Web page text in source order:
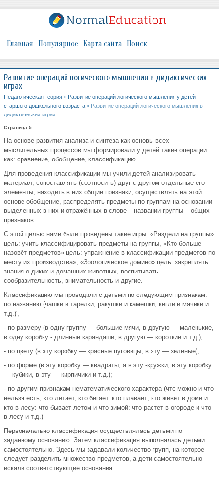
Главная Популярное Карта сайта Поиск
Развитие операций логического мышления в дидактических
играх
Педагогическая теория » Развитие операций логического мышления у детей
старшего дошкольного возраста » Развитие операций логического мышления в
дидактических играх
Страница 5
На основе развития анализа и синтеза как основы всех
мыслительных процессов мы формировали у детей такие операции
как: сравнение, обобщение, классификацию.
Для проведения классификации мы учили детей анализировать
материал, сопоставлять (соотносить) друг с другом отдельные его
элементы, находить в них общие признаки, осуществлять на этой
основе обобщение, распределять предметы по группам на основании
выделенных в них и отражённых в слове – названии группы – общих
признаков.
С этой целью нами были проведены такие игры: «Раздели на группы»
цель: учить классифицировать предметы на группы, «Кто больше
назовёт предметов» цель: упражнение в классификации предметов по
месту их производства», «Зоологическое домино» цель: закреплять
знания о диких и домашних животных, воспитывать
сообразительность, внимательность и другие.
Классификацию мы проводили с детьми по следующим признакам:
по названию (чашки и тарелки, ракушки и камешки, кегли и мячики и
т.д.)',
- по размеру (в одну группу — большие мячи, в другую — маленькие,
в одну коробку - длинные карандаши, в другую — короткие и т.д.);
- по цвету (в эту коробку — красные пуговицы, в эту — зеленые);
- по форме (в эту коробку — квадраты, а в эту -кружки; в эту коробку
— кубики, в эту — кирпичики и т.д.);
- по другим признакам нематематического характера (что можно и что
нельзя есть; кто летает, кто бегает, кто плавает; кто живет в доме и
кто в лесу; что бывает летом и что зимой; что растет в огороде и что
в лесу и т.д.).
Первоначально классификация осуществлялась детьми по
заданному основанию. Затем классификация выполнялась детьми
самостоятельно. Здесь мы задавали количество групп, на которое
следует разделить множество предметов, а дети самостоятельно
искали соответствующие основания.